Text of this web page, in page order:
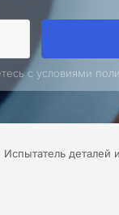
с условиями
Испытатель деталей